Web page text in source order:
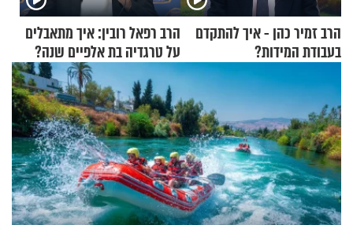
הרב זמיר כהן - איך להתקדם
בעבודת המידות?
הרב רפאל רובין: איך מתאבלים
על טרגדיה בת אלפיים שנה?